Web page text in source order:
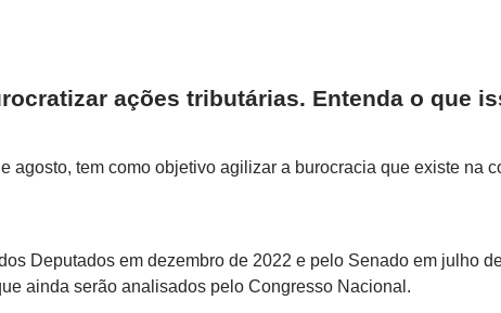
ações tributárias. Entenda o que
tem como objetivo agilizar a burocracia que existe na
Deputados em dezembro de 2022 e pelo Senado em julho
ainda serão analisados pelo Congresso Nacional.